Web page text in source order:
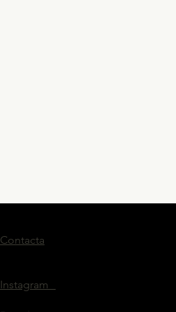
Contacta
Instagram